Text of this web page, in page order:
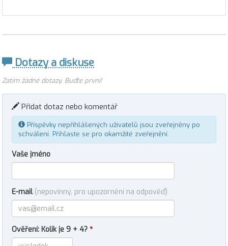
Dotazy a diskuse
Zatím žádné dotazy. Buďte první!
Přidat dotaz nebo komentář
Příspěvky nepřihlášených uživatelů jsou zveřejněny po
schválení. Přihlaste se pro okamžité zveřejnění.
Vaše jméno
E-mail (nepovinný, pro upozornění na odpověď)
Ověření: Kolik je 9 + 4? *